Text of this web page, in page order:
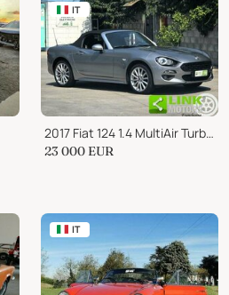
IT
2017 Fiat 124 1.4 MultiAir Turbo 140CV
23 000 EUR
IT